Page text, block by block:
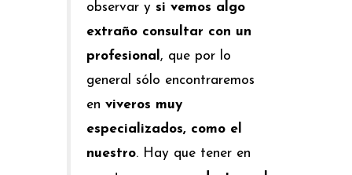
observar y si vemos algo
extraño consultar con un
profesional , que por lo
general sólo encontraremos
en viveros muy
especializados, como el
nuestro. Hay que tener en